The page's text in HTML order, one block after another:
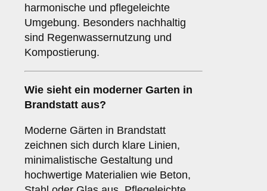
harmonische und pflegeleichte
Umgebung. Besonders nachhaltig
sind Regenwassernutzung und
Kompostierung.
Wie sieht ein moderner Garten in
Brandstatt aus?
Moderne Gärten in Brandstatt
zeichnen sich durch klare Linien,
minimalistische Gestaltung und
hochwertige Materialien wie Beton,